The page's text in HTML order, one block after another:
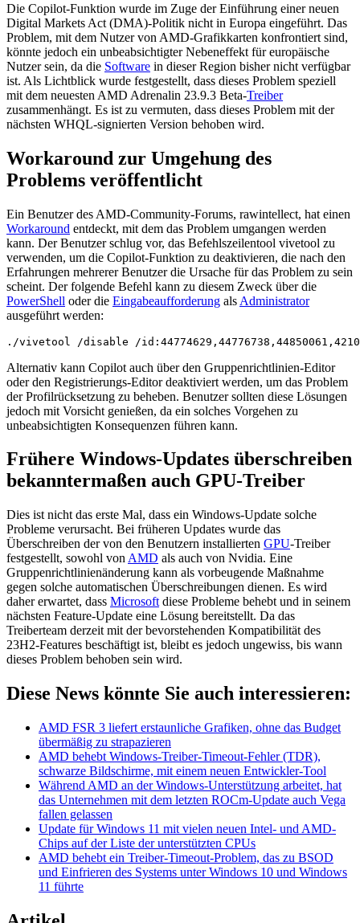
Die Copilot-Funktion wurde im Zuge der Einführung einer neuen
Digital Markets Act (DMA)-Politik nicht in Europa eingeführt. Das
Problem, mit dem Nutzer von AMD-Grafikkarten konfrontiert sind,
könnte jedoch ein unbeabsichtigter Nebeneffekt für europäische
Nutzer sein, da die Software in dieser Region bisher nicht verfügbar
ist. Als Lichtblick wurde festgestellt, dass dieses Problem speziell
mit dem neuesten AMD Adrenalin 23.9.3 Beta-Treiber
zusammenhängt. Es ist zu vermuten, dass dieses Problem mit der
nächsten WHQL-signierten Version behoben wird.
Workaround zur Umgehung des
Problems veröffentlicht
Ein Benutzer des AMD-Community-Forums, rawintellect, hat einen
Workaround entdeckt, mit dem das Problem umgangen werden
kann. Der Benutzer schlug vor, das Befehlszeilentool vivetool zu
verwenden, um die Copilot-Funktion zu deaktivieren, die nach den
Erfahrungen mehrerer Benutzer die Ursache für das Problem zu sein
scheint. Der folgende Befehl kann zu diesem Zweck über die
PowerShell oder die Eingabeaufforderung als Administrator
ausgeführt werden:
./vivetool /disable /
Alternativ kann Copilot auch über den Gruppenrichtlinien-Editor
oder den Registrierungs-Editor deaktiviert werden, um das Problem
der Profilrücksetzung zu beheben. Benutzer sollten diese Lösungen
jedoch mit Vorsicht genießen, da ein solches Vorgehen zu
unbeabsichtigten Konsequenzen führen kann.
Frühere Windows-Updates überschreiben
bekanntermaßen auch GPU-Treiber
Dies ist nicht das erste Mal, dass ein Windows-Update solche
Probleme verursacht. Bei früheren Updates wurde das
Überschreiben der von den Benutzern installierten GPU-Treiber
festgestellt, sowohl von AMD als auch von Nvidia. Eine
Gruppenrichtlinienänderung kann als vorbeugende Maßnahme
gegen solche automatischen Überschreibungen dienen. Es wird
daher erwartet, dass Microsoft diese Probleme behebt und in seinem
nächsten Feature-Update eine Lösung bereitstellt. Da das
Treiberteam derzeit mit der bevorstehenden Kompatibilität des
23H2-Features beschäftigt ist, bleibt es jedoch ungewiss, bis wann
dieses Problem behoben sein wird.
Diese News könnte Sie auch interessieren:
AMD FSR 3 liefert erstaunliche Grafiken, ohne das Budget
übermäßig zu strapazieren
AMD behebt Windows-Treiber-Timeout-Fehler (TDR),
schwarze Bildschirme, mit einem neuen Entwickler-Tool
Während AMD an der Windows-Unterstützung arbeitet, hat
das Unternehmen mit dem letzten ROCm-Update auch Vega
fallen gelassen
Update für Windows 11 mit vielen neuen Intel- und AMD-
Chips auf der Liste der unterstützten CPUs
AMD behebt ein Treiber-Timeout-Problem, das zu BSOD
und Einfrieren des Systems unter Windows 10 und Windows
11 führte